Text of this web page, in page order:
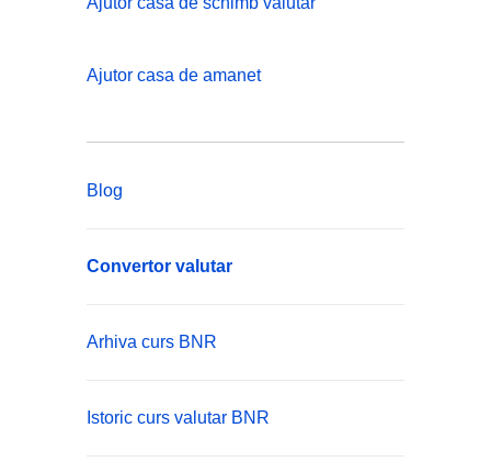
Ajutor casa de amanet
Blog
Convertor valutar
Arhiva curs BNR
Istoric curs valutar BNR